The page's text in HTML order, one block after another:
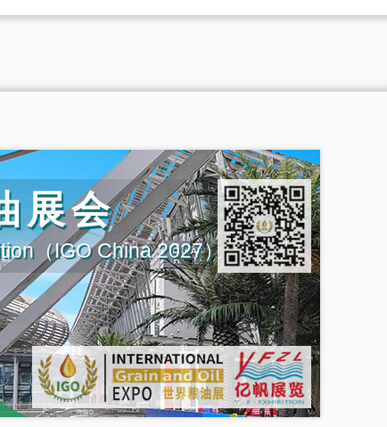
展会
（IGO China 2027）